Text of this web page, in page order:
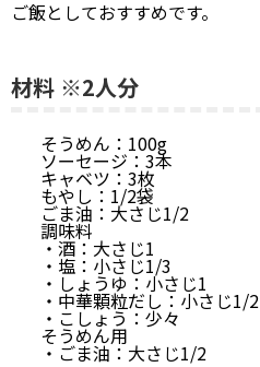
ご飯としておすすめです。
材料 ※2人分
そうめん：100g
ソーセージ：3本
キャベツ：3枚
もやし：1/2袋
ごま油：大さじ1/2
調味料
・酒：大さじ1
・塩：小さじ1/3
・しょうゆ：小さじ1
・中華顆粒だし：小さじ1/2
・こしょう：少々
そうめん用
・ごま油：大さじ1/2